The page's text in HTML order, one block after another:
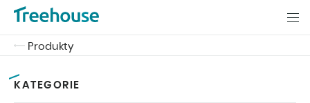
Produkty
KATEGORIE